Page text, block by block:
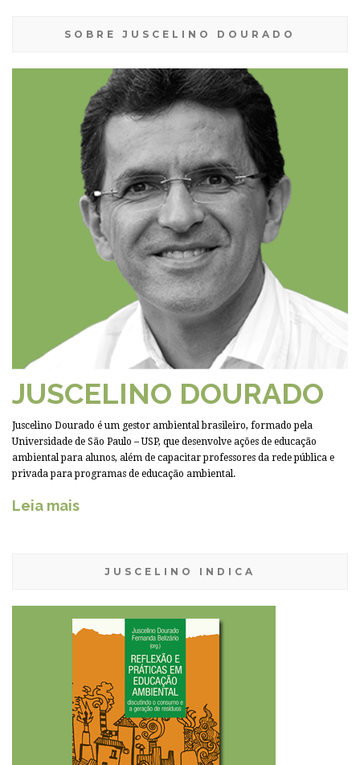
SOBRE JUSCELINO DOURADO
JUSCELINO DOURADO
Juscelino Dourado é um gestor ambiental brasileiro, formado pela
Universidade de São Paulo – USP, que desenvolve ações de educação
ambiental para alunos, além de capacitar professores da rede pública e
privada para programas de educação ambiental.
Leia mais
JUSCELINO INDICA